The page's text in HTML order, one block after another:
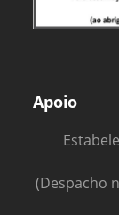
Apoio
(Despacho